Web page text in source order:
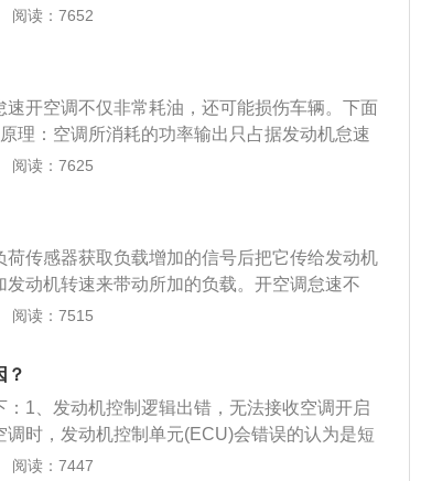
调压缩机皮带是空转无负载状态，所以不会影
统漏气。2、空调的作用：（1）利用制冷剂的
车内空气进行加湿，提高车内空气的相对湿
阅读：7652
开空调不仅非常耗油，还可能损伤车辆。下面
理：空调所消耗的功率输出只占据发动机怠速
，发动机不仅要带动着空调压缩机，同时也需
健康：停车时开空调十分危险，因为车辆在怠
，会产生一氧化碳，而空调正好处在外循环模式
成车内人员一氧化碳中毒。特别是在堵车的时
排气口。所以在堵车时最好切换到内循环模
阅读：7625
传感器获取负载增加的信号后把它传给发动机
动机转速来带动所加的负载。开空调怠速不
逻辑出错：无法接收空调开启的信号。当无法
当发动机转速降下来的时候，又无法承受空调
来来回回，就表现成怠速不稳；2、空调控制电
与第一条同理，因为无法判断空调开启状态，
成怠速不稳；3、空调电路故障：导致空调间歇
缩机皮带是空转无负载状态，所以不会影响发
阅读：7515
？
1、发动机控制逻辑出错，无法接收空调开启
时，发动机控制单元(ECU)会错误的认为是短
怠速时的阻力。当发动机转速降下来的时候，
阅读：7447